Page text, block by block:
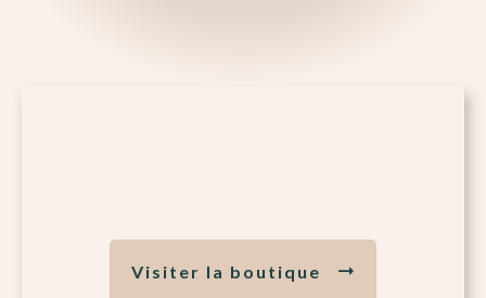
Visiter la boutique